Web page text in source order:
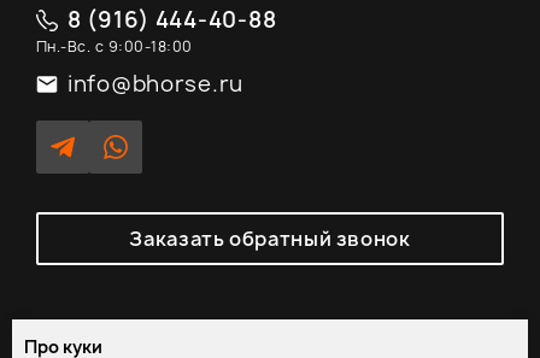
8 (916) 444-40-88
Пн.-Вс. с 9:00-18:00
info@bhorse.ru
Заказать обратный звонок
Политика обработки персональных данных
Про куки